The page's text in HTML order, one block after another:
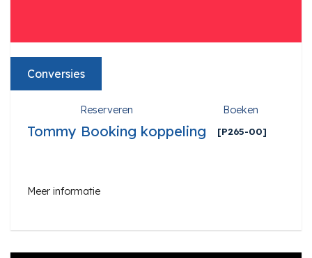
Conversies
Reserveren Boeken
Tommy Booking koppeling [P265-00]
Meer informatie